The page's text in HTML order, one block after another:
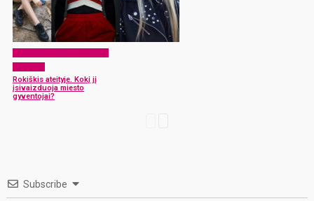
Rokiškis ateityje. Kokį jį
įsivaizduoja miesto
gyventojai?
Subscribe